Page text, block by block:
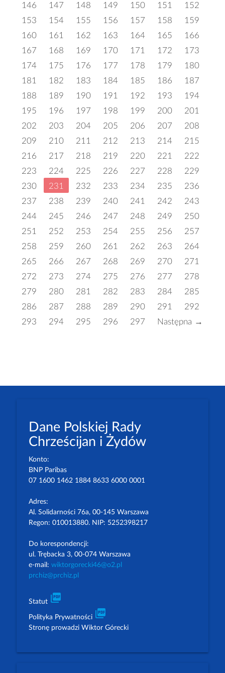
146
147 148 149 150 151
152
153
154 155 156 157 158
159
160
161 162 163 164 165
166
167
168 169 170 171 172
173
174
175 176 177 178 179
180
181
182 183 184 185 186
187
188
189 190 191 192 193
194
195
196 197 198 199 200
201
202
203 204 205 206 207
208
209
210 211 212 213 214
215
216
217 218 219 220 221
222
223
224 225 226 227 228
229
230
231 232 233 234 235
236
237
238 239 240 241 242
243
244
245 246 247 248 249
250
251
252 253 254 255 256
257
258
259 260 261 262 263
264
265
266 267 268 269 270
271
272
273 274 275 276 277
278
279
280 281 282 283 284
285
286
287 288 289 290 291
292
293
294 295 296 297 Następna →
Dane Polskiej Rady
Chrześcijan i Żydów
Konto:
BNP Paribas
07 1600 1462 1884 8633 6000 0001
Adres:
Al. Solidarności 76a, 00-145 Warszawa
Regon: 010013880. NIP: 5252398217
Do korespondencji:
ul. Trębacka 3, 00-074 Warszawa
e-mail: wiktorgorecki46@o2.pl
prchiz@prchiz.pl
Statut picture_as_pdf
Polityka Prywatności picture_as_pdf
Stronę prowadzi Wiktor Górecki